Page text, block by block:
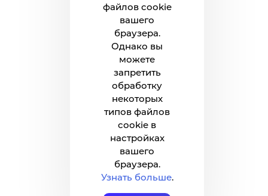
файлов cookie
вашего
браузера.
Однако вы
можете
запретить
обработку
некоторых
типов файлов
cookie в
настройках
вашего
браузера.
Узнать больше.